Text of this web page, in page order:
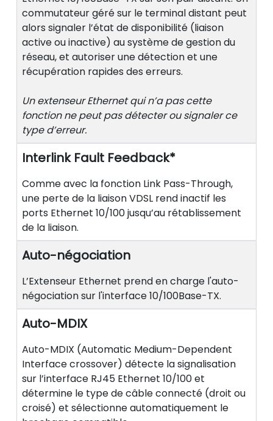
commutateur géré sur le terminal distant peut
alors signaler l’état de disponibilité (liaison
active ou inactive) au système de gestion du
réseau, et autoriser une détection et une
récupération rapides des erreurs.
Un extenseur Ethernet qui n’a pas cette
fonction ne peut pas détecter ou signaler ce
type d’erreur.
Interlink Fault Feedback*
Comme avec la fonction Link Pass-Through,
une perte de la liaison VDSL rend inactif les
ports Ethernet 10/100 jusqu’au rétablissement
de la liaison.
Auto-négociation
L’Extenseur Ethernet prend en charge l'auto-
négociation sur l'interface 10/100Base-TX.
Auto-MDIX
Auto-MDIX (Automatic Medium-Dependent
Interface crossover) détecte la signalisation
sur l’interface RJ45 Ethernet 10/100 et
détermine le type de câble connecté (droit ou
croisé) et sélectionne automatiquement le